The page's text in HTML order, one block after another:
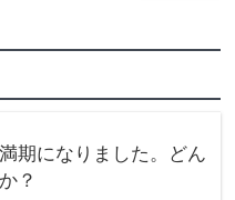
期になりました。どん
？